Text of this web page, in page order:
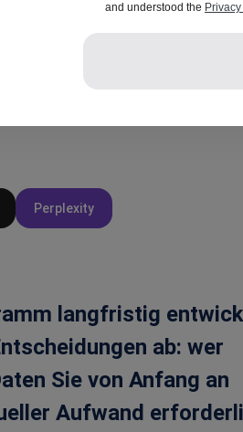
Perplexity
langfristig
ab: wer
Sie von Anfang an
Aufwand
and understood the